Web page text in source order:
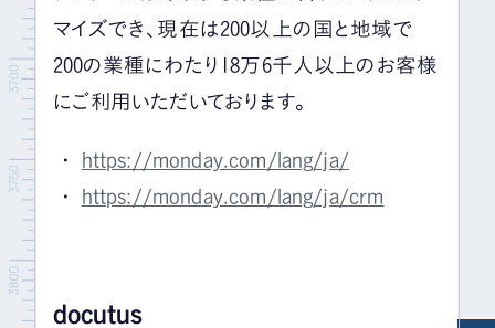
マイズでき、現在は200以上の国と地域で
200の業種にわたり 18万6千人以上のお客様
にご利用いただいております。
https://monday.com/lang/ja/
https://monday.com/lang/ja/crm
docutus